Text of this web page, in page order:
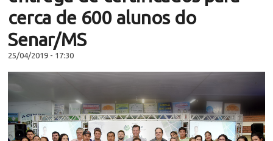
cerca de 600 alunos do
Senar/MS
25/04/2019 - 17:30